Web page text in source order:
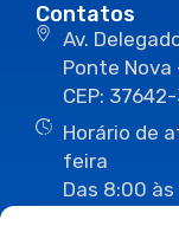
Contatos
Av.
Ponte Nova
CEP:
Horário de
feira
Das 8:00